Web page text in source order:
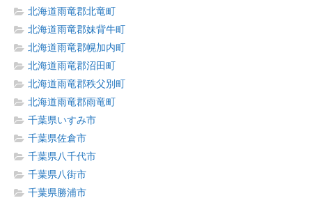
北海道雨竜郡北竜町
北海道雨竜郡妹背牛町
北海道雨竜郡幌加内町
北海道雨竜郡沼田町
北海道雨竜郡秩父別町
北海道雨竜郡雨竜町
千葉県いすみ市
千葉県佐倉市
千葉県八千代市
千葉県八街市
千葉県勝浦市